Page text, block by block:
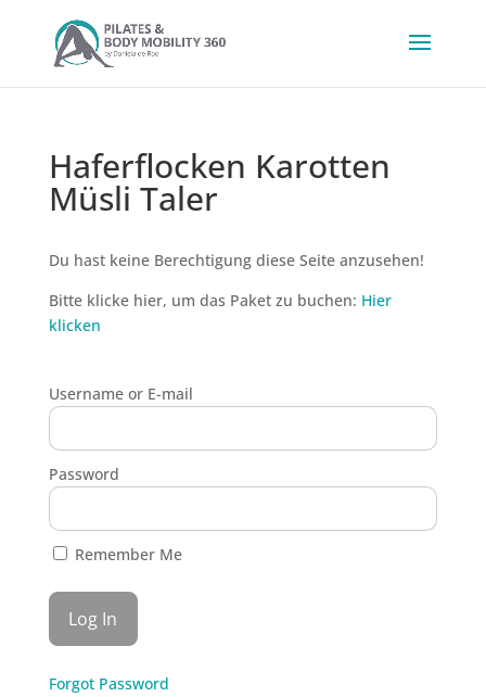
Haferflocken Karotten
Müsli Taler
Du hast keine Berechtigung diese Seite anzusehen!
Bitte klicke hier, um das Paket zu buchen: Hier
klicken
Username or E-mail
Password
Remember Me
Forgot Password